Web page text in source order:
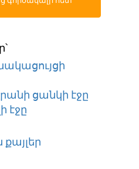
ցանկի էջը
էջը